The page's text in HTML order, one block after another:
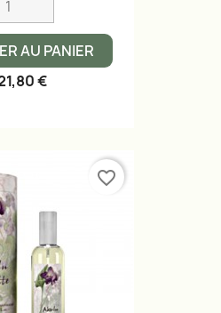
AU PANIER
€
favorite_border